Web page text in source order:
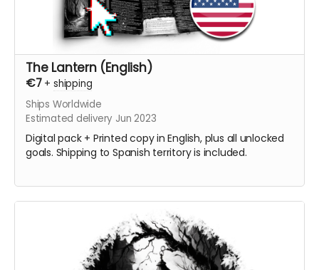
The Lantern (English)
€7 + shipping
Ships Worldwide
Estimated delivery Jun 2023
Digital pack + Printed copy in English, plus all unlocked
goals. Shipping to Spanish territory is included.